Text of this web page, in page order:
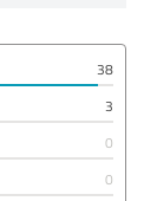
38
3
0
0